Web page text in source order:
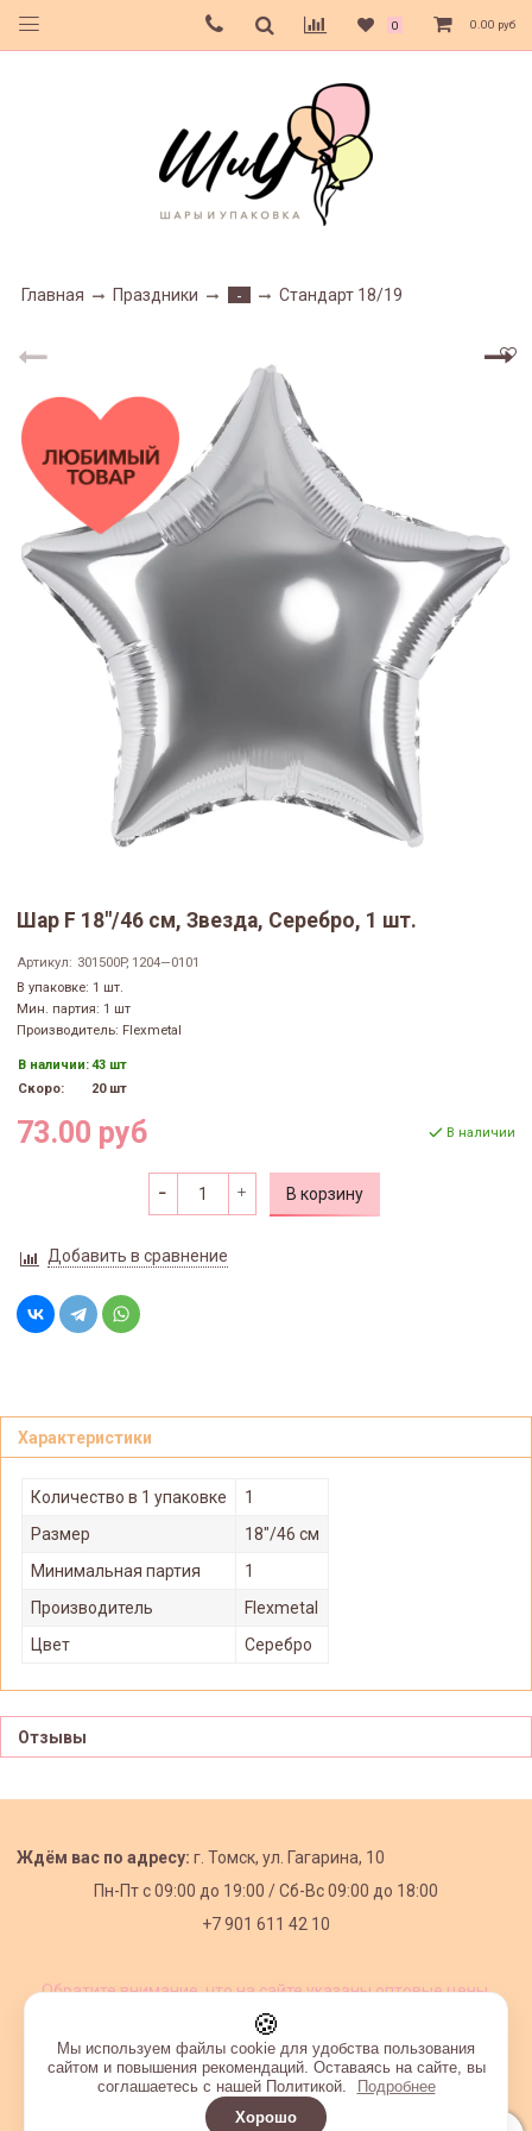
0 0.00 руб
Главная Праздники - Стандарт 18/19
Шар F 18"/46 см, Звезда, Серебро, 1 шт.
Артикул: 301500P, 1204—0101
В упаковке: 1 шт.
Мин. партия: 1 шт
Производитель: Flexmetal
В наличии:43 шт
Скоро:
20 шт
73.00 руб В наличии
В корзину
Добавить в сравнение
Характеристики
Количество в 1 упаковке
1
Размер
18"/46 см
Минимальная партия
1
Производитель
Flexmetal
Цвет
Серебро
Отзывы
Ждём вас по адресу: г. Томск, ул. Гагарина, 10
Пн-Пт с09:00 до 19:00 /Сб-Вс 09:00 до 18:00
+7 901 611 42 10
Обратите внимание, что на сайте указаны оптовые цены,
🍪
Мы используем файлы cookie для удобства пользования
сайтом и повышения рекомендаций. Оставаясь на сайте, вы
соглашаетесь с нашей Политикой.
Подробнее
Хорошо